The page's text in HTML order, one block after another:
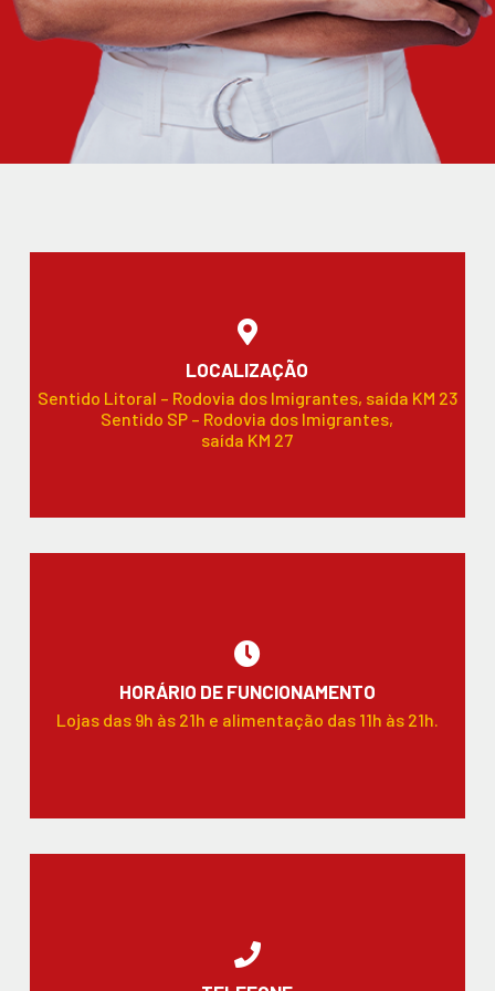
LOCALIZAÇÃO
Sentido Litoral – Rodovia dos Imigrantes, saída KM 23
Sentido SP – Rodovia dos Imigrantes,
saída KM 27
HORÁRIO DE FUNCIONAMENTO
Lojas das 9h às 21h e alimentação das 11h às 21h.